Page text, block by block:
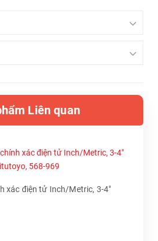
Liên quan
xác điện tử Inch/Metric, 3-4"